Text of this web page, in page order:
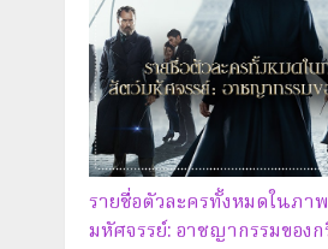
รายชื่อตัวละครทั้งหมดในภา
มหัศจรรย์: อาชญากรรมของ